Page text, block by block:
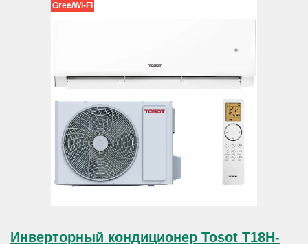
Gree/Wi-Fi
Инверторный кондиционер Tosot T18H-